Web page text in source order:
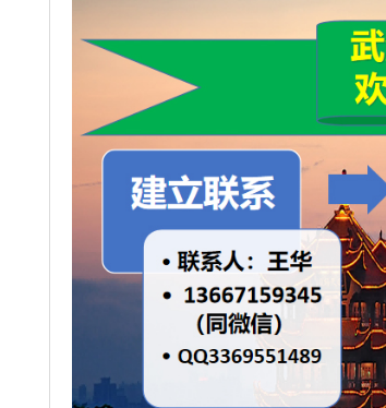
[包装方式] :铝箔袋内衬双层自封PE袋封装纸
[质量条教] :我司对产品质量问题负责每批产
机构检测不合格,可协治我司退换。